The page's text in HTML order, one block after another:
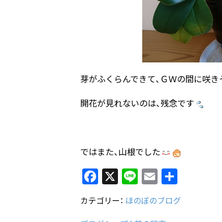
芽がふくらんできて、ＧＷの間に咲
開花が見れないのは、残念です
ではまた、山根でした
F
a
c
X Li
n
e
E
m
ai
有
カテゴリー： ほのぼのブログ